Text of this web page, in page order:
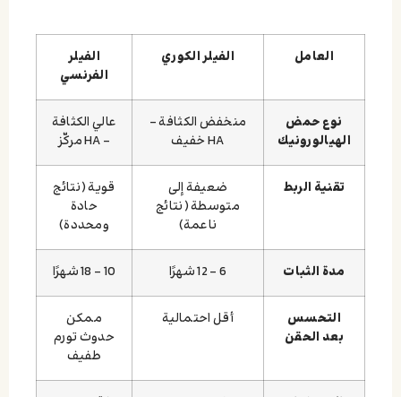
العامل الفيلر الكوري
الفيلر
الفرنسي
نوع حمض
الهيالورونيك
منخفض الكثافة –
HA خفيف
عالي الكثافة
– HA مركّز
تقنية الربط
ضعيفة إلى
متوسطة (نتائج
ناعمة)
قوية (نتائج
حادة
ومحددة)
مدة الثبات 6 – 12 شهرًا 10 – 18 شهرًا
التحسس
بعد الحقن
أقل احتمالية
ممكن
حدوث تورم
طفيف